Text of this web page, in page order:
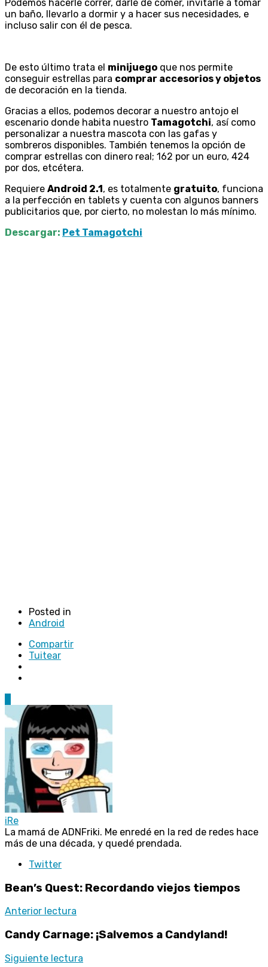
Podemos hacerle correr, darle de comer, invitarle a tomar
un baño, llevarlo a dormir y a hacer sus necesidades, e
incluso salir con él de pesca.
De esto último trata el minijuego que nos permite
conseguir estrellas para comprar accesorios y objetos
de decoración en la tienda.
Gracias a ellos, podemos decorar a nuestro antojo el
escenario donde habita nuestro Tamagotchi, así como
personalizar a nuestra mascota con las gafas y
sombreros disponibles. También tenemos la opción de
comprar estrellas con dinero real; 162 por un euro, 424
por dos, etcétera.
Requiere Android 2.1, es totalmente gratuito, funciona
a la perfección en tablets y cuenta con algunos banners
publicitarios que, por cierto, no molestan lo más mínimo.
Descargar: Pet Tamagotchi
Posted in
Android
Compartir
Tuitear
iRe
La mamá de ADNFriki. Me enredé en la red de redes hace
más de una década, y quedé prendada.
Twitter
Bean’s Quest: Recordando viejos tiempos
Anterior lectura
Candy Carnage: ¡Salvemos a Candyland!
Siguiente lectura